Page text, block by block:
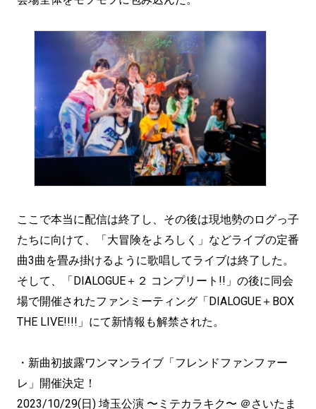
ここで本当に配信は終了し、その後は現地勢のログっ子
たちに向けて、「大冒険をよろしく」などライブの定番
曲3曲を畳み掛けるように歌唱してライブは終了した。
そして、「DIALOGUE＋２ コンプリート!!」の後に同会
場で開催されたファンミーティング「DIALOGUE＋BOX
THE LIVE!!!!」にて新情報も解禁された。
・新曲初披露ワンマンライブ「フレンドファンファー
レ」開催決定！
2023/10/29(日) 埼玉公演 〜ミテカラキク〜 ＠さいたま